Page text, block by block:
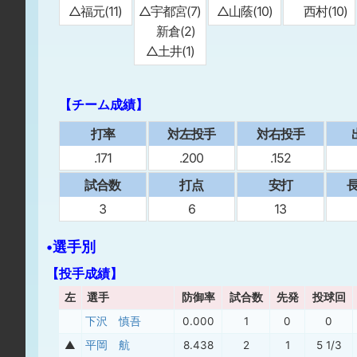
△福元(11)
△宇都宮(7)
新倉(2)
△土井(1)
△山蔭(10) 西村(10)
【チーム成績】
打率
.171
対左投手
.200
対右投手
.152
試合数
3
打点
6
安打
13
•選手別
【投手成績】
左 選手 防御率 試合数 先発
投球回
下沢 慎吾
0.000 1 0
0
▲
平岡 航 8.438 2 1 5 1/3